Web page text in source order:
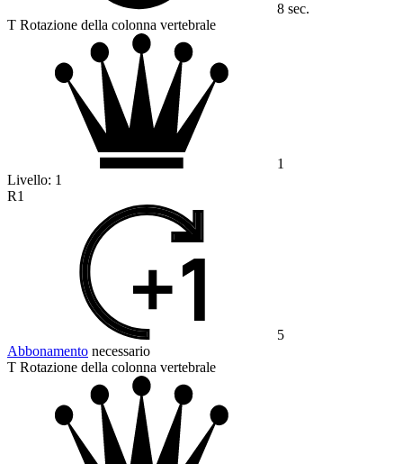
8 sec.
T Rotazione della colonna vertebrale
1
Livello: 1
R1
5
Abbonamento necessario
T Rotazione della colonna vertebrale